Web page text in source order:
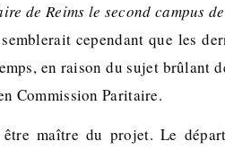
de Reims le second campus
cependant que les
en raison du sujet brûlant
Commission Paritaire.
maître du projet. Le